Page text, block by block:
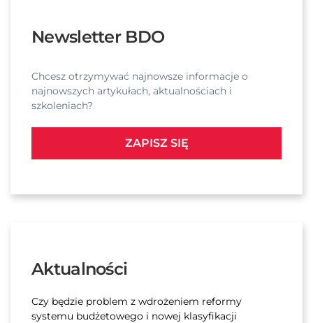
Newsletter BDO
Chcesz otrzymywać najnowsze informacje o
najnowszych artykułach, aktualnościach i
szkoleniach?
ZAPISZ SIĘ
Aktualności
Czy będzie problem z wdrożeniem reformy
systemu budżetowego i nowej klasyfikacji